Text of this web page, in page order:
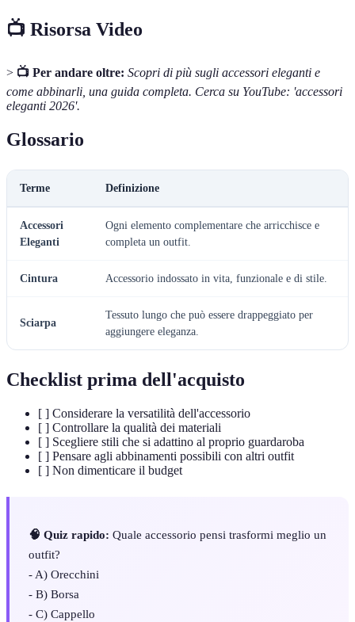
📺 Risorsa Video
> 📺 Per andare oltre: Scopri di più sugli accessori eleganti e
come abbinarli, una guida completa. Cerca su YouTube: 'accessori
eleganti 2026'.
Glossario
Terme Definizione
Accessori
Eleganti
Ogni elemento complementare che arricchisce e
completa un outfit.
Cintura Accessorio indossato in vita, funzionale e di stile.
Sciarpa
Tessuto lungo che può essere drappeggiato per
aggiungere eleganza.
Checklist prima dell'acquisto
[ ] Considerare la versatilità dell'accessorio
[ ] Controllare la qualità dei materiali
[ ] Scegliere stili che si adattino al proprio guardaroba
[ ] Pensare agli abbinamenti possibili con altri outfit
[ ] Non dimenticare il budget
🧠 Quiz rapido: Quale accessorio pensi trasformi meglio un
outfit?
- A) Orecchini
- B) Borsa
- C) Cappello